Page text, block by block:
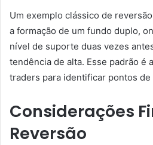
Um exemplo clássico de
a formação de um fundo duplo,
nível de suporte duas vezes
tendência de alta. Esse padrão é
traders para identificar pontos de
Considerações
Reversão